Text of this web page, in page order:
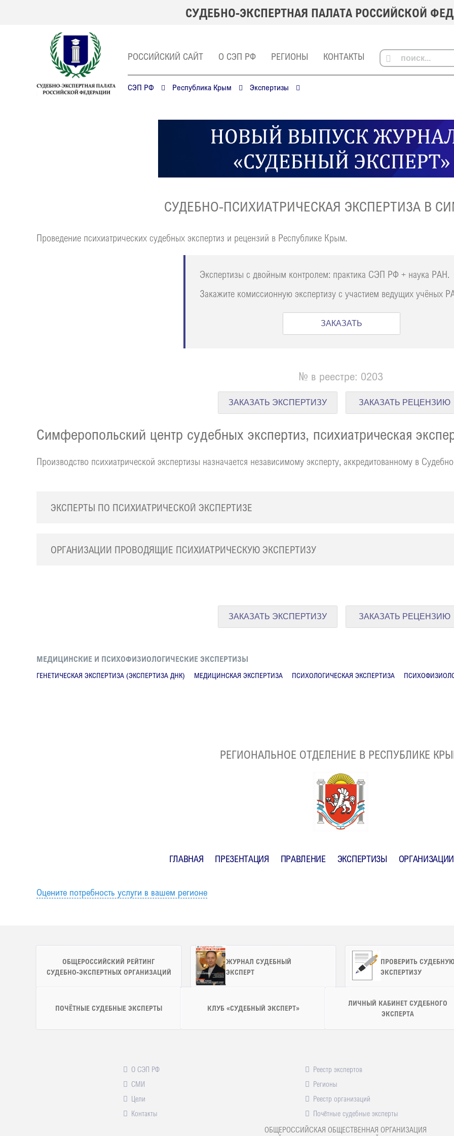
СУДЕБНО-ЭКСПЕРТНАЯ ПАЛАТА РОССИЙСКОЙ
РОССИЙСКИЙ САЙТ О СЭП РФ РЕГИОНЫ КОНТАКТЫ
СЭП РФ Республика Крым Экспертизы
СУДЕБНО-ПСИХИАТРИЧЕСКАЯ ЭКСПЕРТИЗА В
Проведение психиатрических судебных экспертиз и рецензий в Республике Крым.
Экспертизы с двойным контролем: практика СЭП РФ + наука РАН.
Закажите комиссионную экспертизу с участием ведущих учёных
ЗАКАЗАТЬ
№ в реестре: 0203
ЗАКАЗАТЬ ЭКСПЕРТИЗУ ЗАКАЗАТЬ РЕЦЕНЗИЮ
Симферопольский центр судебных экспертиз, психиатрическая
Производство психиатрической экспертизы назначается независимому эксперту, аккредитованному в
ЭКСПЕРТЫ ПО ПСИХИАТРИЧЕСКОЙ ЭКСПЕРТИЗЕ
ОРГАНИЗАЦИИ ПРОВОДЯЩИЕ ПСИХИАТРИЧЕСКУЮ ЭКСПЕРТИЗУ
ЗАКАЗАТЬ ЭКСПЕРТИЗУ ЗАКАЗАТЬ РЕЦЕНЗИЮ
МЕДИЦИНСКИЕ И ПСИХОФИЗИОЛОГИЧЕСКИЕ ЭКСПЕРТИЗЫ
ГЕНЕТИЧЕСКАЯ ЭКСПЕРТИЗА (ЭКСПЕРТИЗА ДНК) МЕДИЦИНСКАЯ ЭКСПЕРТИЗА ПСИХОЛОГИЧЕСКАЯ ЭКСПЕРТИЗА
РЕГИОНАЛЬНОЕ ОТДЕЛЕНИЕ В РЕСПУБЛИКЕ
ГЛАВНАЯ ПРЕЗЕНТАЦИЯ ПРАВЛЕНИЕ ЭКСПЕРТИЗЫ ОРГАНИЗАЦИИ
Оцените потребность услуги в вашем регионе
ОБЩЕРОССИЙСКИЙ РЕЙТИНГ
СУДЕБНО-ЭКСПЕРТНЫХ ОРГАНИЗАЦИЙ
ЖУРНАЛ СУДЕБНЫЙ
ЭКСПЕРТ
ПРОВЕРИТЬ СУДЕБНУЮ
ЭКСПЕРТИЗУ
ПОЧЁТНЫЕ СУДЕБНЫЕ ЭКСПЕРТЫ КЛУБ «СУДЕБНЫЙ ЭКСПЕРТ»
ЛИЧНЫЙ КАБИНЕТ СУДЕБНОГО
ЭКСПЕРТА
О СЭП РФ
СМИ
Цели
Контакты
Реестр экспертов
Регионы
Реестр организаций
Почётные судебные эксперты
ОБЩЕРОССИЙСКАЯ ОБЩЕСТВЕННАЯ ОРГАНИЗАЦИЯ